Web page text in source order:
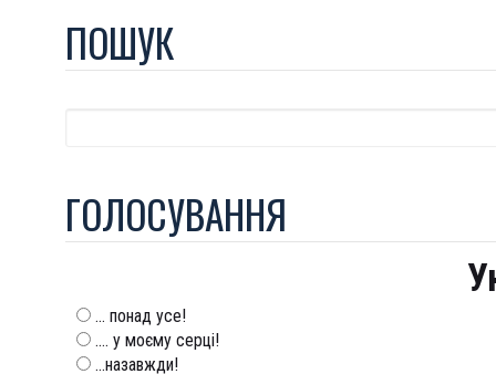
ПОШУК
ГОЛОСУВАННЯ
... понад усе!
.... у моєму серці!
...назавжди!